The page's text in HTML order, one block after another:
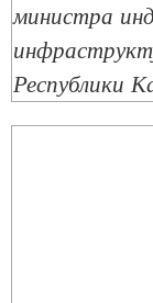
министра
Республики